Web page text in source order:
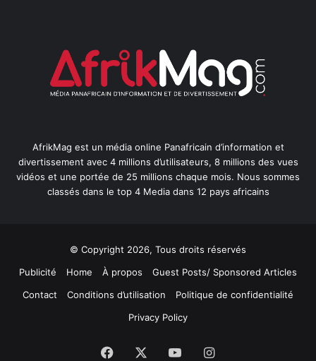
AfrikMag est un média online Panafricain d’information et
divertissement avec 4 millions d’utilisateurs, 8 millions des vues
vidéos et une portée de 25 millions chaque mois. Nous sommes
classés dans le top 4 Media dans 12 pays africains
© Copyright 2026, Tous droits réservés
Publicité
Home À propos
Guest Posts/ Sponsored Articles
Contact
Conditions d’utilisation
Politique de confidentialité
Privacy Policy
Facebook YouTubeInstagram